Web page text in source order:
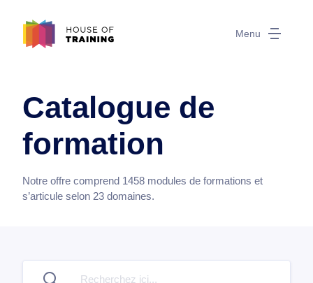
Menu
Catalogue de
formation
Notre offre comprend 1458 modules de formations et
s’articule selon 23 domaines.